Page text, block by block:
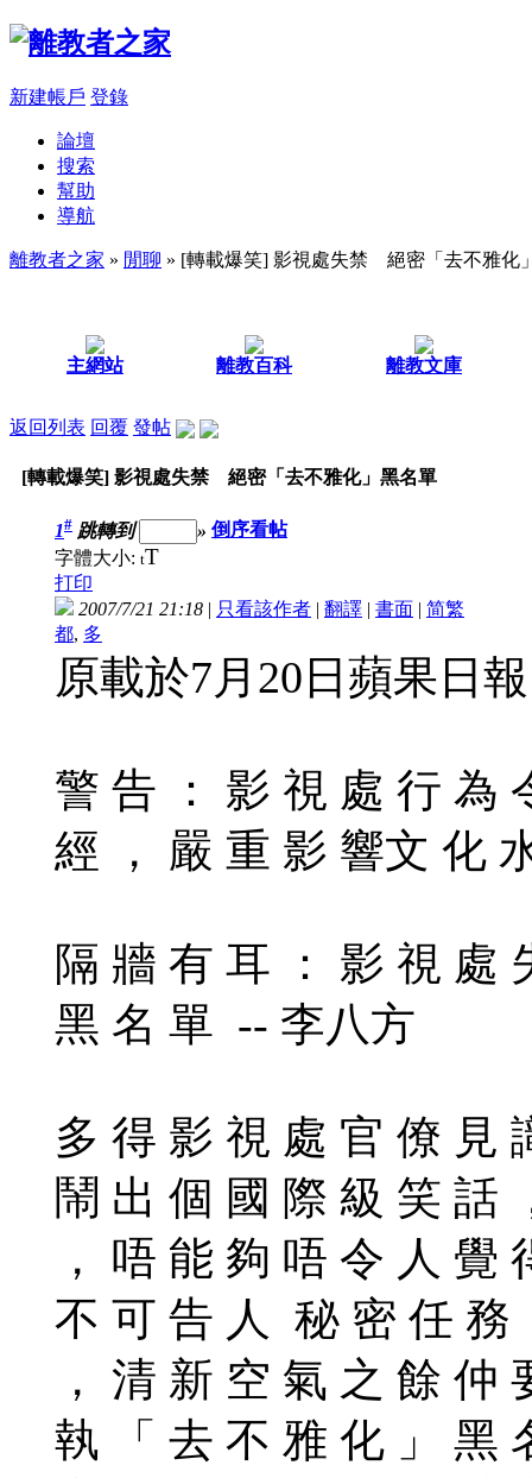
新建帳戶 登錄
論壇
搜索
幫助
導航
離教者之家 » 閒聊 » [轉載爆笑] 影視處失禁 絕密「去不雅化
主網站 離教百科 離教文庫
返回列表 回覆 發帖
[轉載爆笑] 影視處失禁 絕密「去不雅化」黑名單
1# 跳轉到 » 倒序看帖
字體大小: tT
打印
2007/7/21 21:18 | 只看該作者 | 翻譯 | 書面 | 简繁
都, 多
原載於7月20日蘋果日報
警 告 ： 影 視 處 行 為
經 ， 嚴 重 影 響文 化
隔 牆 有 耳 ： 影 視
黑 名 單 -- 李八方
多 得 影 視 處 官 僚 見
鬧 出 個 國 際 級 笑 話
， 唔 能 夠 唔 令 人 覺
不 可 告 人 秘 密 任 務
， 清 新 空 氣 之 餘 仲
執 「 去 不 雅 化 」 黑